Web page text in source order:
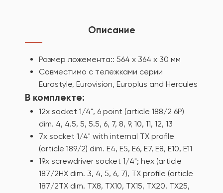
Описание
Размер ложемента:: 564 х 364 х 30 мм
Совместимо с тележками серии
Eurostyle, Eurovision, Europlus and Hercules
В комплекте:
12x socket 1/4", 6 point (article 188/2 6P)
dim. 4, 4.5, 5, 5.5, 6, 7, 8, 9, 10, 11, 12, 13
7x socket 1/4" with internal TX profile
(article 189/2) dim. E4, E5, E6, E7, E8, E10, E11
19x screwdriver socket 1/4"; hex (article
187/2HX dim. 3, 4, 5, 6, 7), TX profile (article
187/2TX dim. TX8, TX10, TX15, TX20, TX25,